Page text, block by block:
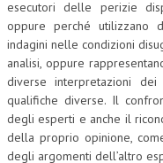
esecutori delle perizie
oppure perché utilizzano
indagini nelle condizioni
analisi, oppure
diverse interpretazioni
qualifiche diverse. Il
degli esperti e anche il
della proprio opinione,
degli argomenti dell’altro